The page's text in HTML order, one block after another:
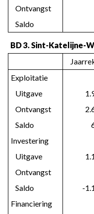
   Ontvangst
   Saldo
BD 3. Sint-Katelijne-
Exploitatie
   Uitgave
   Ontvangst
   Saldo
Investering
   Uitgave
   Ontvangst
   Saldo
-
Financiering